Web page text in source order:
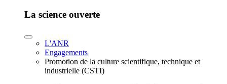
La science ouverte
L'ANR
Engagements
Promotion de la culture scientifique, technique et
industrielle (CSTI)